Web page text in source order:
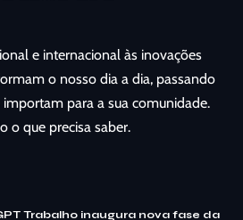
e internacional às inovações
o nosso dia a dia, passando
para a sua comunidade.
o que precisa saber.
Trabalho inaugura nova fase da